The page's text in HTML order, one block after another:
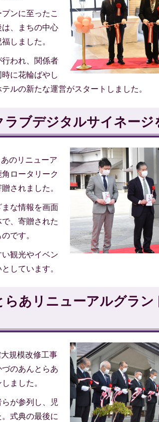
ンに至ったこ
、まちの中心
しました。
われ、関係者
に花輪ばやし
ルの新たな運営がスタートしました。
ブデジタルサイネージ
のリニューア
ロータリーク
されました。
な情報を画面
、寄贈された
です。
観光やイベン
しています。
あリニューアルグラン
規模改修工事
のあんとらあ
ました。
が参列し、児
式典の最後に